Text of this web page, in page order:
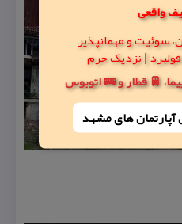
سوئیت و مهمانپذیر
🚆 قطار و 🚌 اتوبوس
های مشهد